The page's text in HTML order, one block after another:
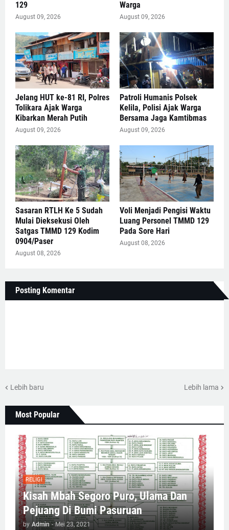
129
August 09, 2026
Warga
August 09, 2026
Jelang HUT ke-81 RI, Polres
Tolikara Ajak Warga
Kibarkan Merah Putih
August 09, 2026
Patroli Humanis Polsek
Kelila, Polisi Ajak Warga
Bersama Jaga Kamtibmas
August 09, 2026
Sasaran RTLH Ke 5 Sudah
Mulai Dieksekusi Oleh
Satgas TMMD 129 Kodim
0904/Paser
August 08, 2026
Voli Menjadi Pengisi Waktu
Luang Personel TMMD 129
Pada Sore Hari
August 08, 2026
Posting Komentar
Lebih baru Lebih lama
Most Popular
RELIGI
Kisah Mbah Segoro Puro, Ulama Dan
Pejuang Di Bumi Pasuruan
by Admin - Mei 23, 2021